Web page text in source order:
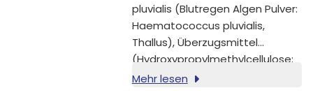
pluvialis (Blutregen Algen Pulver:
Haematococcus pluvialis,
Thallus), Überzugsmittel
(Hydroxypropylmethylcellulose;
pflanzliche Kapselhülle), Spirulina
Mehr lesen